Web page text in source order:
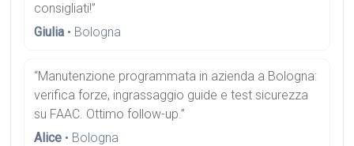
consigliati!”
Giulia • Bologna
“Manutenzione programmata in azienda a Bologna:
verifica forze, ingrassaggio guide e test sicurezza
su FAAC. Ottimo follow-up.”
Alice • Bologna